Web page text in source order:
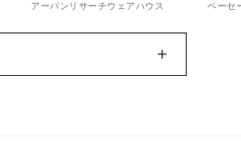
house
アーバンリサーチウェアハウス ベーセ